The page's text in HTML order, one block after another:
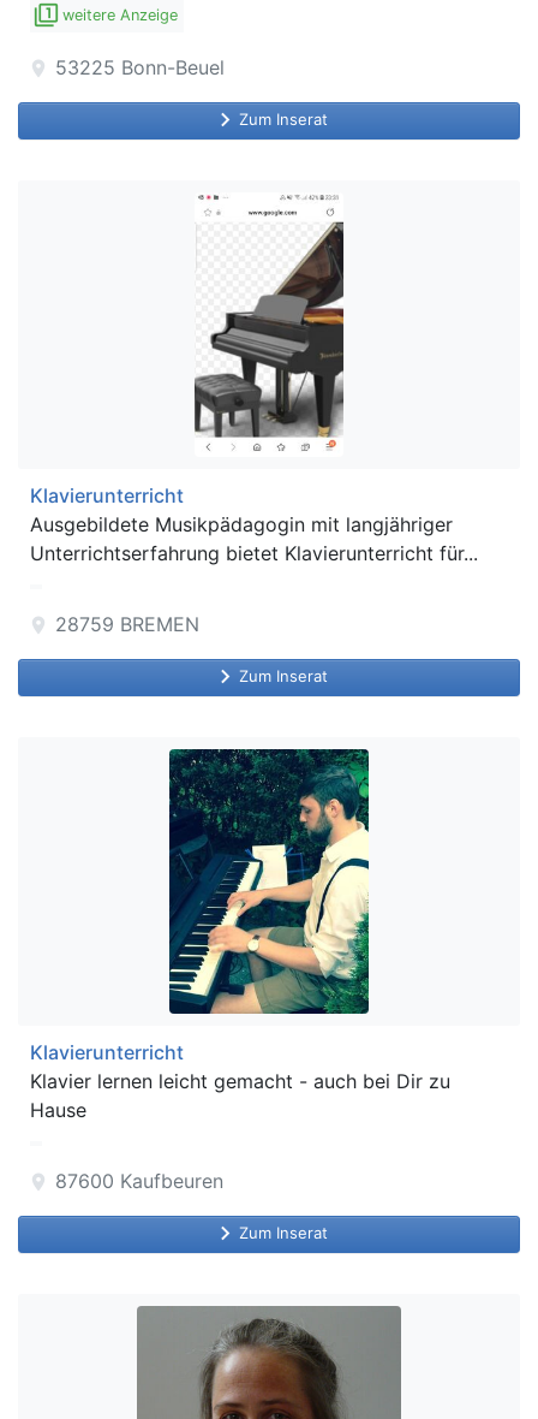
filter_1 weitere Anzeige
location_on 53225 Bonn-Beuel
keyboard_arrow_right Zum Inserat
Klavierunterricht
Ausgebildete Musikpädagogin mit langjähriger
Unterrichtserfahrung bietet Klavierunterricht für...
location_on 28759 BREMEN
keyboard_arrow_right Zum Inserat
Klavierunterricht
Klavier lernen leicht gemacht - auch bei Dir zu
Hause
location_on 87600 Kaufbeuren
keyboard_arrow_right Zum Inserat